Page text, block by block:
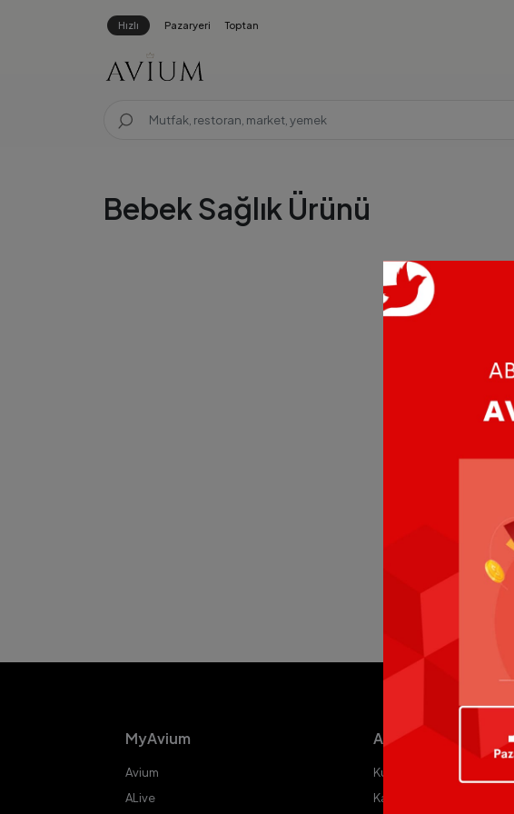
Hızlı Pazaryeri Toptan
Bebek Sağlık Ürünü
Üzgünüz,
MyAvium
Avium
ALive
Avium D
Kurye Hizmeti
Kargo Hizmeti